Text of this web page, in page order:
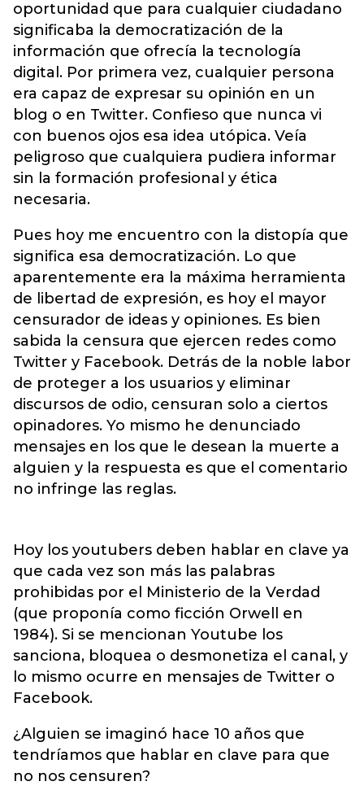
oportunidad que para cualquier ciudadano
significaba la democratización de la
información que ofrecía la tecnología
digital. Por primera vez, cualquier persona
era capaz de expresar su opinión en un
blog o en Twitter. Confieso que nunca vi
con buenos ojos esa idea utópica. Veía
peligroso que cualquiera pudiera informar
sin la formación profesional y ética
necesaria.
Pues hoy me encuentro con la distopía que
significa esa democratización. Lo que
aparentemente era la máxima herramienta
de libertad de expresión, es hoy el mayor
censurador de ideas y opiniones. Es bien
sabida la censura que ejercen redes como
Twitter y Facebook. Detrás de la noble labor
de proteger a los usuarios y eliminar
discursos de odio, censuran solo a ciertos
opinadores. Yo mismo he denunciado
mensajes en los que le desean la muerte a
alguien y la respuesta es que el comentario
no infringe las reglas.
Hoy los youtubers deben hablar en clave ya
que cada vez son más las palabras
prohibidas por el Ministerio de la Verdad
(que proponía como ficción Orwell en
1984). Si se mencionan Youtube los
sanciona, bloquea o desmonetiza el canal, y
lo mismo ocurre en mensajes de Twitter o
Facebook.
¿Alguien se imaginó hace 10 años que
tendríamos que hablar en clave para que
no nos censuren?